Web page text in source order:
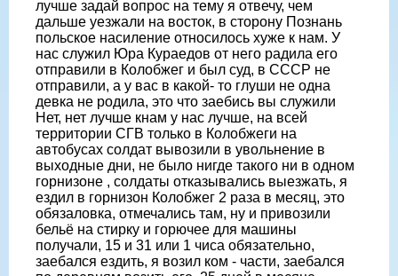
лучше задай вопрос на тему я отвечу, чем
дальше уезжали на восток, в сторону Познань
польское насиление относилось хуже к нам. У
нас служил Юра Кураедов от него радила его
отправили в Колобжег и был суд, в СССР не
отправили, а у вас в какой- то глуши не одна
девка не родила, это что заебись вы служили
Нет, нет лучше кнам у нас лучше, на всей
территории СГВ только в Колобжеги на
автобусах солдат вывозили в увольнение в
выходные дни, не было нигде такого ни в одном
горнизоне , солдаты отказывались выезжать, я
ездил в горнизон Колобжег 2 раза в месяц, это
обязаловка, отмечались там, ну и привозили
бельё на стирку и горючее для машины
получали, 15 и 31 или 1 чиса обязательно,
заебался ездить, я возил ком - части, заебался